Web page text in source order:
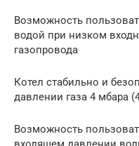
Возможность
водой при низком
газопровода
Котел стабильно и
давлении газа 4 мбара
Возможность